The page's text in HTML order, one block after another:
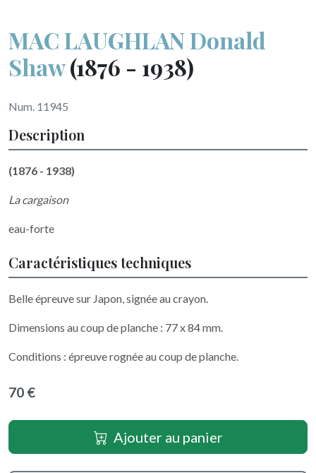
MAC LAUGHLAN Donald
Shaw(1876 - 1938)
Num. 11945
Description
(1876 - 1938)
La cargaison
eau-forte
Caractéristiques techniques
Belle épreuve sur Japon, signée au crayon.
Dimensions au coup de planche : 77 x 84 mm.
Conditions : épreuve rognée au coup de planche.
70 €
Ajouter au panier